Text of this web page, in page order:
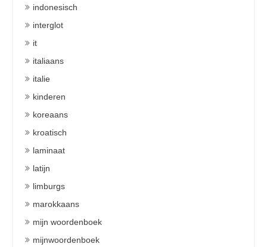
indonesisch
interglot
it
italiaans
italie
kinderen
koreaans
kroatisch
laminaat
latijn
limburgs
marokkaans
mijn woordenboek
mijnwoordenboek